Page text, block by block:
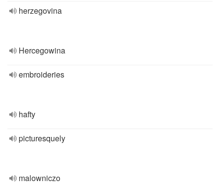
herzegovina
Hercegowina
embroideries
hafty
picturesquely
malowniczo